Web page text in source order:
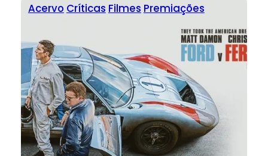
Acervo Críticas Filmes Premiações